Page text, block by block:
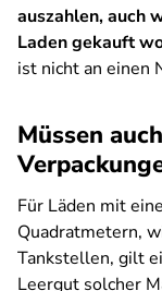
auszahlen, auch
Laden gekauft
ist nicht an einen
Müssen
Für Läden mit
Quadratmetern,
Tankstellen, gilt
Leergut solcher